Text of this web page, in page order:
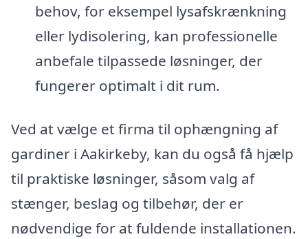
behov, for eksempel lysafskrænkning
eller lydisolering, kan professionelle
anbefale tilpassede løsninger, der
fungerer optimalt i dit rum.
Ved at vælge et firma til ophængning af
gardiner i Aakirkeby, kan du også få hjælp
til praktiske løsninger, såsom valg af
stænger, beslag og tilbehør, der er
nødvendige for at fuldende installationen.